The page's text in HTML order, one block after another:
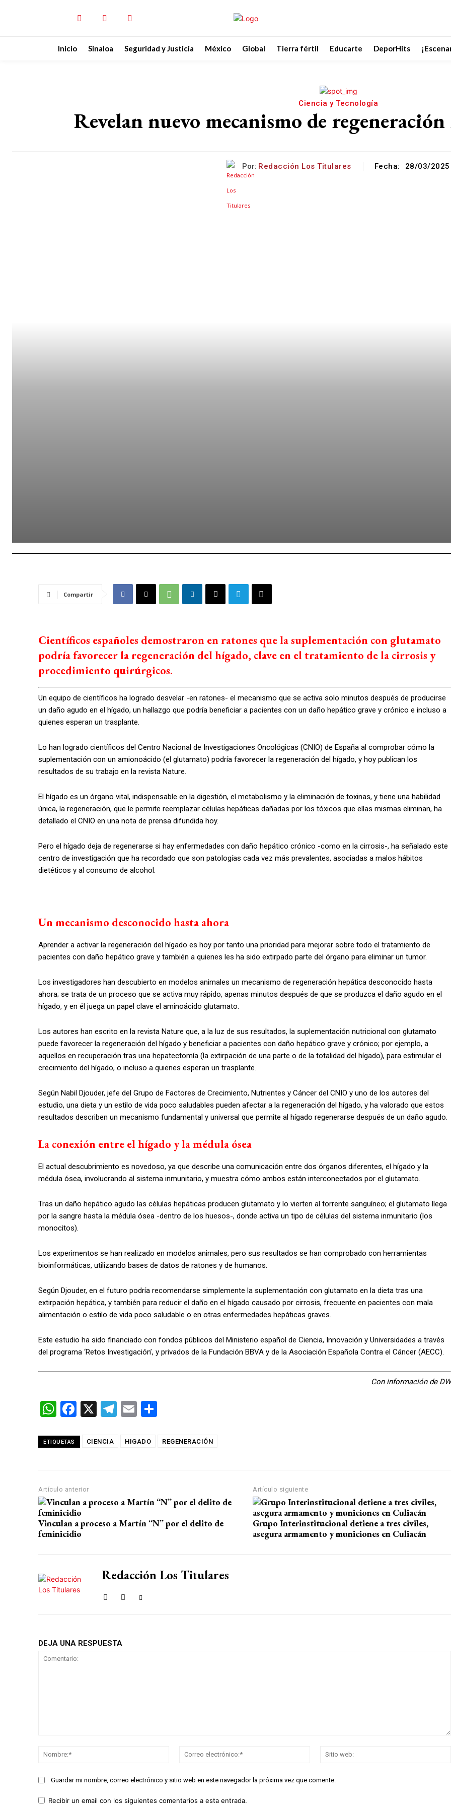
Inicio Sinaloa Seguridad y Justicia México Global Tierra fértil Educarte DeporHits
Ciencia y Tecnología
Revelan nuevo mecanismo de
Por: Redacción Los Titulares Fecha: 28/03/2025
Compartir
Científicos españoles demostraron en ratones que la suplementación con glutamato
podría favorecer la regeneración del hígado, clave en el tratamiento de la cirrosis y
procedimiento quirúrgicos.
Un equipo de científicos ha logrado desvelar -en ratones- el mecanismo que se activa solo minutos después de producirse
un daño agudo en el hígado, un hallazgo que podría beneficiar a pacientes con un daño hepático grave y crónico e incluso a
quienes esperan un trasplante.
Lo han logrado científicos del Centro Nacional de Investigaciones Oncológicas (CNIO) de España al comprobar cómo la
suplementación con un amionoácido (el glutamato) podría favorecer la regeneración del hígado, y hoy publican los
resultados de su trabajo en la revista Nature.
El hígado es un órgano vital, indispensable en la digestión, el metabolismo y la eliminación de toxinas, y tiene una habilidad
única, la regeneración, que le permite reemplazar células hepáticas dañadas por los tóxicos que ellas mismas eliminan, ha
detallado el CNIO en una nota de prensa difundida hoy.
Pero el hígado deja de regenerarse si hay enfermedades con daño hepático crónico -como en la cirrosis-, ha señalado este
centro de investigación que ha recordado que son patologías cada vez más prevalentes, asociadas a malos hábitos
dietéticos y al consumo de alcohol.
Un mecanismo desconocido hasta ahora
Aprender a activar la regeneración del hígado es hoy por tanto una prioridad para mejorar sobre todo el tratamiento de
pacientes con daño hepático grave y también a quienes les ha sido extirpado parte del órgano para eliminar un tumor.
Los investigadores han descubierto en modelos animales un mecanismo de regeneración hepática desconocido hasta
ahora; se trata de un proceso que se activa muy rápido, apenas minutos después de que se produzca el daño agudo en el
hígado, y en él juega un papel clave el aminoácido glutamato.
Los autores han escrito en la revista Nature que, a la luz de sus resultados, la suplementación nutricional con glutamato
puede favorecer la regeneración del hígado y beneficiar a pacientes con daño hepático grave y crónico; por ejemplo, a
aquellos en recuperación tras una hepatectomía (la extirpación de una parte o de la totalidad del hígado), para estimular el
crecimiento del hígado, o incluso a quienes esperan un trasplante.
Según Nabil Djouder, jefe del Grupo de Factores de Crecimiento, Nutrientes y Cáncer del CNIO y uno de los autores del
estudio, una dieta y un estilo de vida poco saludables pueden afectar a la regeneración del hígado, y ha valorado que estos
resultados describen un mecanismo fundamental y universal que permite al hígado regenerarse después de un daño agudo.
La conexión entre el hígado y la médula ósea
El actual descubrimiento es novedoso, ya que describe una comunicación entre dos órganos diferentes, el hígado y la
médula ósea, involucrando al sistema inmunitario, y muestra cómo ambos están interconectados por el glutamato.
Tras un daño hepático agudo las células hepáticas producen glutamato y lo vierten al torrente sanguíneo; el glutamato llega
por la sangre hasta la médula ósea -dentro de los huesos-, donde activa un tipo de células del sistema inmunitario (los
monocitos).
Los experimentos se han realizado en modelos animales, pero sus resultados se han comprobado con herramientas
bioinformáticas, utilizando bases de datos de ratones y de humanos.
Según Djouder, en el futuro podría recomendarse simplemente la suplementación con glutamato en la dieta tras una
extirpación hepática, y también para reducir el daño en el hígado causado por cirrosis, frecuente en pacientes con mala
alimentación o estilo de vida poco saludable o en otras enfermedades hepáticas graves.
Este estudio ha sido financiado con fondos públicos del Ministerio español de Ciencia, Innovación y Universidades a través
del programa ‘Retos Investigación’, y privados de la Fundación BBVA y de la Asociación Española Contra el Cáncer (AECC).
Con información de DW
W
at
p
p
F
ce
o
k
X
T
E
ail
m
ETIQUETAS CIENCIA HIGADO REGENERACIÓN
Artículo anterior
Vinculan a proceso a Martín “N” por el delito de
feminicidio
Artículo siguiente
Grupo Interinstitucional detiene a tres civiles,
asegura armamento y municiones en Culiacán
Redacción Los Titulares
DEJA UNA RESPUESTA
Nombre:*
Correo
Guardar mi nombre, correo electrónico y sitio web en este navegador la próxima vez que comente.
Recibir un email con los siguientes comentarios a esta entrada.